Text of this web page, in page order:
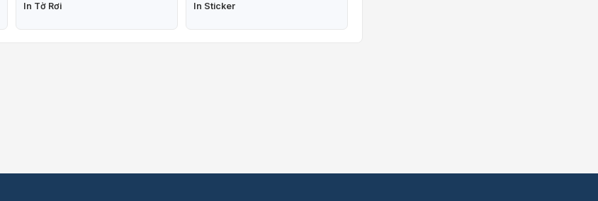
In Tờ Rơi In Sticker